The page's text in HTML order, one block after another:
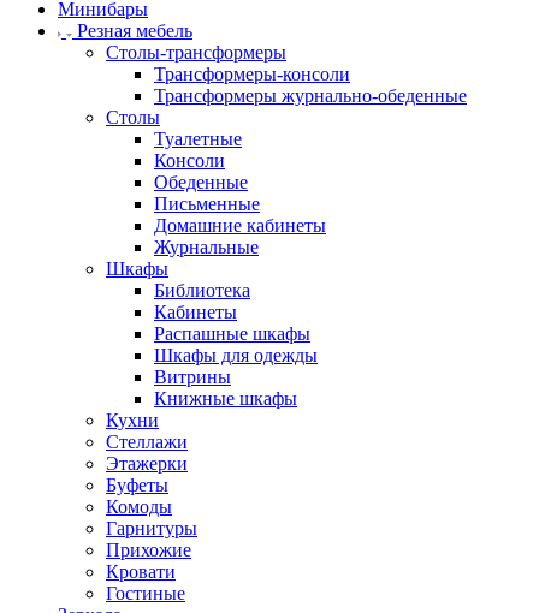
Минибары
Резная мебель
Столы-трансформеры
Трансформеры-консоли
Трансформеры журнально-обеденные
Столы
Туалетные
Консоли
Обеденные
Письменные
Домашние кабинеты
Журнальные
Шкафы
Библиотека
Кабинеты
Распашные шкафы
Шкафы для одежды
Витрины
Книжные шкафы
Кухни
Стеллажи
Этажерки
Буфеты
Комоды
Гарнитуры
Прихожие
Кровати
Гостиные